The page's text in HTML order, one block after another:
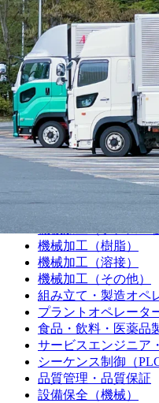
運行管理者
施工管理技士
土木施工管理技士
電気工事施工管理技
建築施工管理技士
管工事施工管理技士
電気主任技術者
製造職
機械加工（旋盤）
機械加工（マシニン
機械加工（プレス・
機械加工（樹脂）
機械加工（溶接）
機械加工（その他）
組み立て・製造オペ
プラントオペレータ
食品・飲料・医薬品
サービスエンジニア
シーケンス制御（
品質管理・品質保証
設備保全（機械）